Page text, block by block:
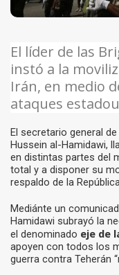
El líder de las
instó a la
Irán, en medio
ataques
El secretario general
Hussein al-Hamidawi,
en distintas partes del
total y a disponer su
respaldo de la
Mediánte un
Hamidawi subrayó la
el denominado eje de
apoyen con todos los
guerra contra Teherán